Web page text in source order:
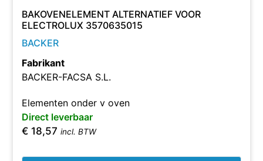
BAKOVENELEMENT ALTERNATIEF VOOR
ELECTROLUX 3570635015
BACKER
Fabrikant
BACKER-FACSA S.L.
Elementen onder v oven
Direct leverbaar
€ 18,57 incl. BTW